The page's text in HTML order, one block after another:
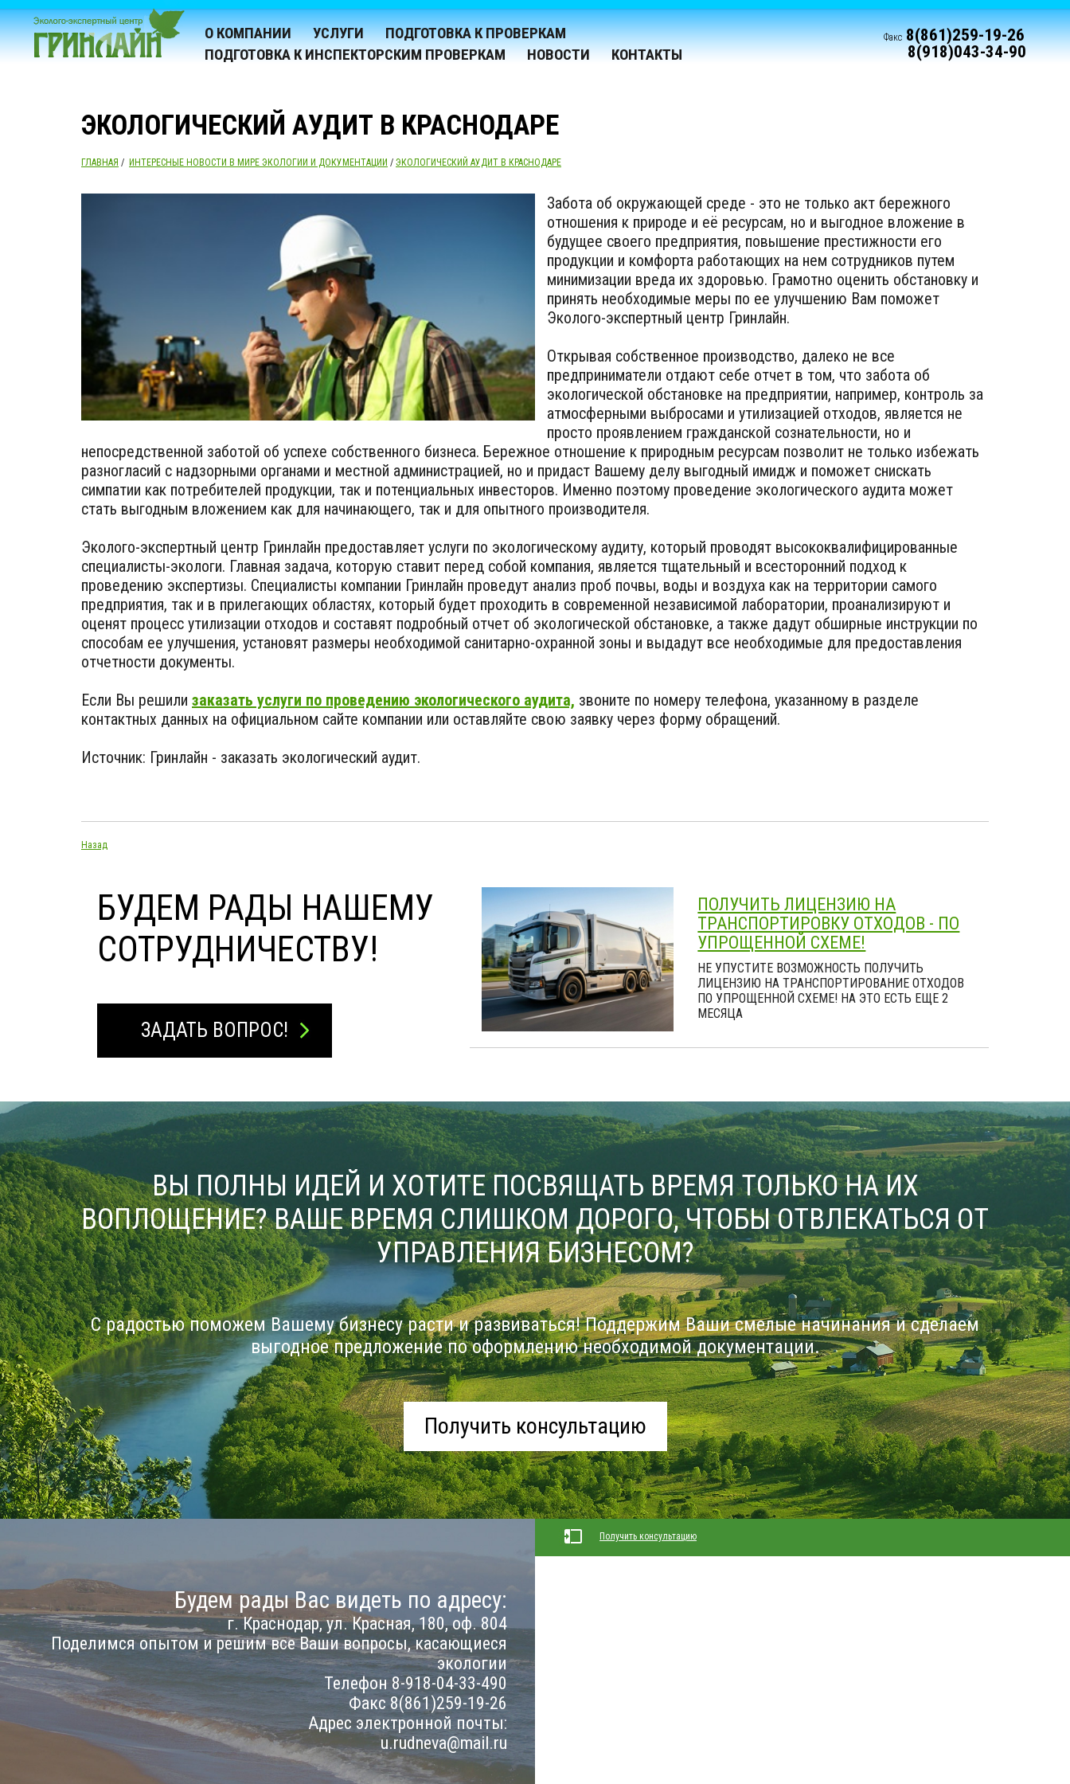
О КОМПАНИИ УСЛУГИ
ПОДГОТОВКА К ПРОВЕРКАМ
ПОДГОТОВКА К ИНСПЕКТОРСКИМ ПРОВЕРКАМ
НОВОСТИ КОНТАКТЫ
Факс 8(861)259-19-26
8(918)043-34-90
ЭКОЛОГИЧЕСКИЙ АУДИТ В КРАСНОДАРЕ
ГЛАВНАЯ / ИНТЕРЕСНЫЕ НОВОСТИ В МИРЕ ЭКОЛОГИИ И ДОКУМЕНТАЦИИ / ЭКОЛОГИЧЕСКИЙ АУДИТ В КРАСНОДАРЕ
Забота об окружающей среде - это не только акт бережного
отношения к природе и её ресурсам, но и выгодное вложение в
будущее своего предприятия, повышение престижности его
продукции и комфорта работающих на нем сотрудников путем
минимизации вреда их здоровью. Грамотно оценить обстановку и
принять необходимые меры по ее улучшению Вам поможет
Эколого-экспертный центр Гринлайн.
Открывая собственное производство, далеко не все
предприниматели отдают себе отчет в том, что забота об
экологической обстановке на предприятии, например, контроль за
атмосферными выбросами и утилизацией отходов, является не
просто проявлением гражданской сознательности, но и
непосредственной заботой об успехе собственного бизнеса. Бережное отношение к природным ресурсам позволит не только избежать
разногласий с надзорными органами и местной администрацией, но и придаст Вашему делу выгодный имидж и поможет снискать
симпатии как потребителей продукции, так и потенциальных инвесторов. Именно поэтому проведение экологического аудита может
стать выгодным вложением как для начинающего, так и для опытного производителя.
Эколого-экспертный центр Гринлайн предоставляет услуги по экологическому аудиту, который проводят высококвалифицированные
специалисты-экологи. Главная задача, которую ставит перед собой компания, является тщательный и всесторонний подход к
проведению экспертизы. Специалисты компании Гринлайн проведут анализ проб почвы, воды и воздуха как на территории самого
предприятия, так и в прилегающих областях, который будет проходить в современной независимой лаборатории, проанализируют и
оценят процесс утилизации отходов и составят подробный отчет об экологической обстановке, а также дадут обширные инструкции по
способам ее улучшения, установят размеры необходимой санитарно-охранной зоны и выдадут все необходимые для предоставления
отчетности документы.
Если Вы решили заказать услуги по проведению экологического аудита, звоните по номеру телефона, указанному в разделе
контактных данных на официальном сайте компании или оставляйте свою заявку через форму обращений.
Источник: Гринлайн - заказать экологический аудит.
Назад
БУДЕМ РАДЫ НАШЕМУ
СОТРУДНИЧЕСТВУ!
ЗАДАТЬ ВОПРОС!
ПОЛУЧИТЬ ЛИЦЕНЗИЮ НА
ТРАНСПОРТИРОВКУ ОТХОДОВ - ПО
УПРОЩЕННОЙ СХЕМЕ!
НЕ УПУСТИТЕ ВОЗМОЖНОСТЬ ПОЛУЧИТЬ
ЛИЦЕНЗИЮ НА ТРАНСПОРТИРОВАНИЕ ОТХОДОВ
ПО УПРОЩЕННОЙ СХЕМЕ! НА ЭТО ЕСТЬ ЕЩЕ 2
МЕСЯЦА
ВЫ ПОЛНЫ ИДЕЙ И ХОТИТЕ ПОСВЯЩАТЬ ВРЕМЯ ТОЛЬКО НА ИХ
ВОПЛОЩЕНИЕ? ВАШЕ ВРЕМЯ СЛИШКОМ ДОРОГО, ЧТОБЫ ОТВЛЕКАТЬСЯ ОТ
УПРАВЛЕНИЯ БИЗНЕСОМ?
С радостью поможем Вашему бизнесу расти и развиваться! Поддержим Ваши смелые начинания и сделаем
выгодное предложение по оформлению необходимой документации.
Получить консультацию
Будем рады Вас видеть по адресу:
г. Краснодар, ул. Красная, 180, оф. 804
Поделимся опытом и решим все Ваши вопросы, касающиеся
экологии
Телефон 8-918-04-33-490
Факс 8(861)259-19-26
Адрес электронной почты:
u.rudneva@mail.ru
Получить консультацию